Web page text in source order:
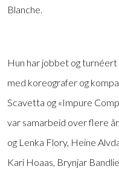
Blanche.
Hun har jobbet og
med koreografer og
Scavetta og «Impure
var samarbeid over flere
og Lenka Flory, Heine
Kari Hoaas, Brynjar